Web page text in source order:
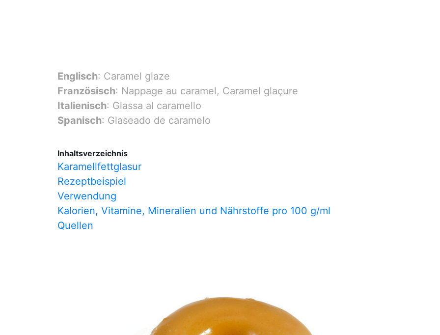
Englisch: Caramel glaze
Französisch: Nappage au caramel, Caramel glaçure
Italienisch: Glassa al caramello
Spanisch: Glaseado de caramelo
Inhaltsverzeichnis
Karamellfettglasur
Rezeptbeispiel
Verwendung
Kalorien, Vitamine, Mineralien und Nährstoffe pro 100 g/ml
Quellen